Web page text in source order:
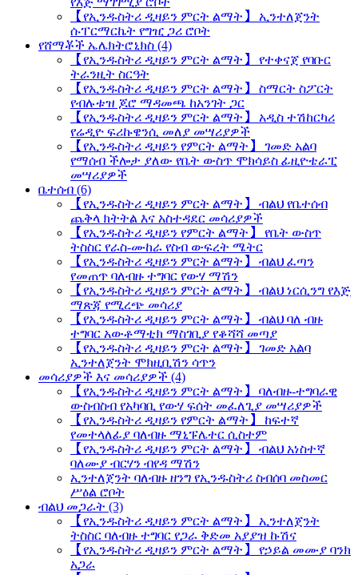
【የኢንዱስትሪ ዲዛይን ምርት ልማት】 ኢንተለጀንት
ሱፐርማርኬት የግዢ ጋሪ ሮቦት
የሸማቾች ኤሌክትሮኒክስ (4)
【የኢንዱስትሪ ዲዛይን ምርት ልማት】 የተቀናጀ የባቡር
ትራንዚት ስርዓት
【የኢንዱስትሪ ዲዛይን ምርት ልማት】 ስማርት ስፖርት
የብሉቱዝ ጆሮ ማዳመጫ ከአንገት ጋር
【የኢንዱስትሪ ዲዛይን ምርት ልማት】 አዲስ ተሽከርካሪ
የሬዲዮ ፍሪኩዌንሲ መለያ መሣሪያዎች
【የኢንዱስትሪ ዲዛይን የምርት ልማት】 ገመድ አልባ
የማሰብ ችሎታ ያለው የቤት ውስጥ ሞክሳይስ ፊዚዮቴራፒ
መሣሪያዎች
ቤተሰብ (6)
【የኢንዱስትሪ ዲዛይን ምርት ልማት】 ብልህ የቤተሰብ
ጨቅላ ክትትል እና አስተዳደር መሳሪያዎች
【የኢንዱስትሪ ዲዛይን የምርት ልማት】 የቤት ውስጥ
ትስስር የራስ-ሙከራ የስብ ውፍረት ሜትር
【የኢንዱስትሪ ዲዛይን ምርት ልማት】 ብልህ ፈጣን
የመጠጥ ባለብዙ ተግባር የውሃ ማሽን
【የኢንዱስትሪ ዲዛይን ምርት ልማት】 ብልህ ነርሲንግ የእጅ
ማጽጃ የሚረጭ መሳሪያ
【የኢንዱስትሪ ዲዛይን ምርት ልማት】 ብልህ ባለ ብዙ
ተግባር አውቶማቲክ ማስገቢያ የቆሻሻ መጣያ
【የኢንዱስትሪ ዲዛይን ምርት ልማት】 ገመድ አልባ
ኢንተለጀንት ሞክዚቢሽን ሳጥን
መሳሪያዎች እና መሳሪያዎች (4)
【የኢንዱስትሪ ዲዛይን ምርት ልማት】 ባለብዙ-ተግባራዊ
ውስብስብ የአካባቢ የውሃ ፍሰት መፈለጊያ መሣሪያዎች
【የኢንዱስትሪ ዲዛይን የምርት ልማት】 ከፍተኛ
የመተላለፊያ ባለብዙ ማኒፑሌተር ሲስተም
【የኢንዱስትሪ ዲዛይን ምርት ልማት】 ብልህ አነስተኛ
ባለሙያ ብርሃን ብየዳ ማሽን
ኢንተለጀንት ባለብዙ ዘንግ የኢንዱስትሪ ስብሰባ መስመር
ሥዕል ሮቦት
ብልህ መጋራት (3)
【የኢንዱስትሪ ዲዛይን ምርት ልማት】 ኢንተለጀንት
ትስስር ባለብዙ ተግባር የጋራ ቅድመ አያያዝ ኩሽና
【የኢንዱስትሪ ዲዛይን ምርት ልማት】 የኃይል መሙያ ባንክ
አጋራ